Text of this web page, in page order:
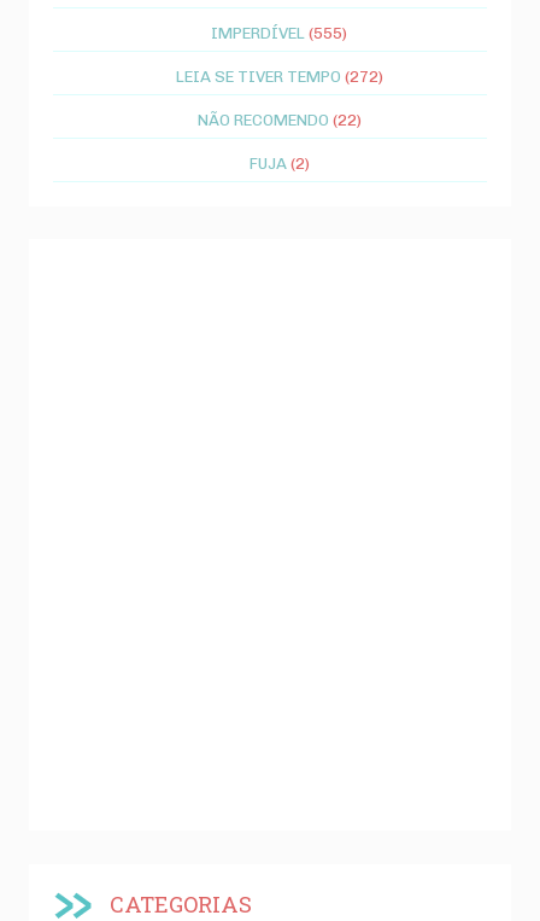
IMPERDÍVEL (555)
LEIA SE TIVER TEMPO (272)
NÃO RECOMENDO (22)
FUJA (2)
CATEGORIAS